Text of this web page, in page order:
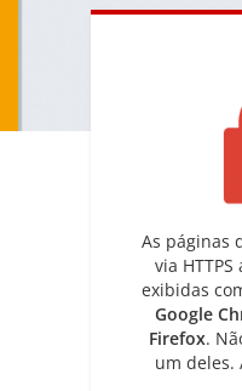
As páginas
via
exibidas
Google
Firefox.
um deles.